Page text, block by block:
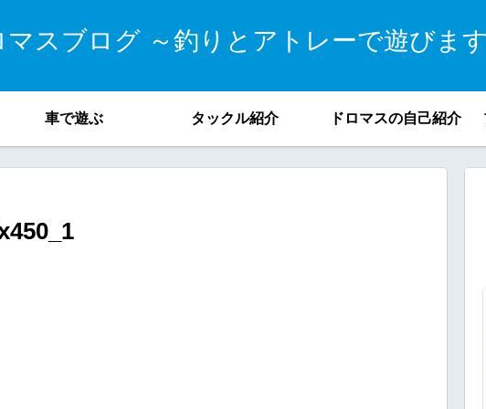
マスブログ ～釣りとアトレーで遊びま
車で遊ぶ タックル紹介 ドロマスの自己紹介